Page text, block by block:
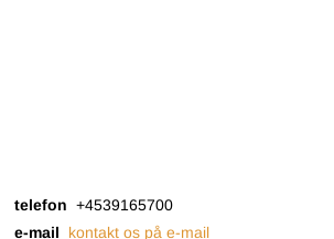
telefon +4539165700
e-mail kontakt os på e-mail